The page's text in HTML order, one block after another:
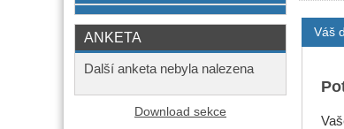
Váš
ANKETA
Další anketa nebyla nalezena
Download sekce